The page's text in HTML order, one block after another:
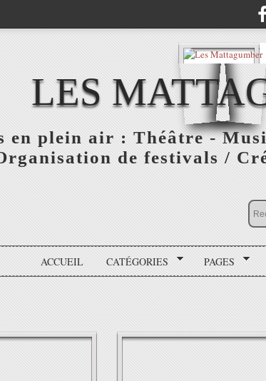
LES
en plein air : Théâtre -
de festivals /
ACCUEIL CATÉGORIES PAGES